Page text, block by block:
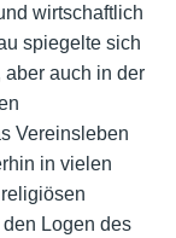
wirtschaftlich
spiegelte sich
auch in der
Vereinsleben
in vielen
Logen des